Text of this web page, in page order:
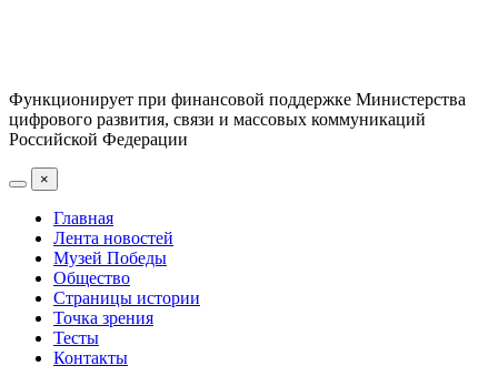
Функционирует при финансовой поддержке Министерства
цифрового развития, связи и массовых коммуникаций
Российской Федерации
×
Главная
Лента новостей
Музей Победы
Общество
Страницы истории
Точка зрения
Тесты
Контакты